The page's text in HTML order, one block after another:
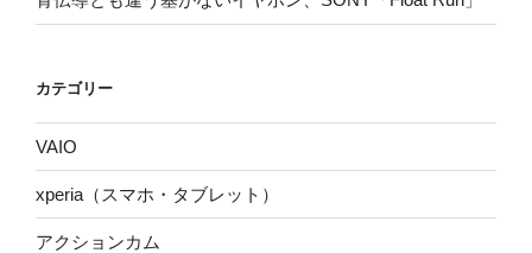
カテゴリー
VAIO
xperia（スマホ・タブレット）
アクションカム